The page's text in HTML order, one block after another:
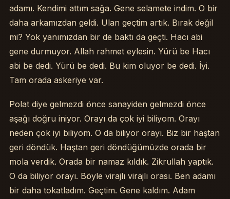
adamı. Kendimi attım sağa. Gene selamete indim. O bir
daha arkamızdan geldi. Ulan geçtim artık. Bırak değil
mi? Yok yanımızdan bir de baktı da geçti. Hacı abi
gene durmuyor. Allah rahmet eylesin. Yürü be Hacı
abi be dedi. Yürü be dedi. Bu kim oluyor be dedi. İyi.
Tam orada askeriye var.
Polat diye gelmezdi önce sanayiden gelmezdi önce
aşağı doğru iniyor. Orayı da çok iyi biliyom. Orayı
neden çok iyi biliyom. O da biliyor orayı. Biz bir haştan
geri döndük. Haştan geri döndüğümüzde orada bir
mola verdik. Orada bir namaz kıldık. Zikrullah yaptık.
O da biliyor orayı. Böyle virajlı virajlı orası. Ben adamı
bir daha tokatladım. Geçtim. Gene kaldım. Adam